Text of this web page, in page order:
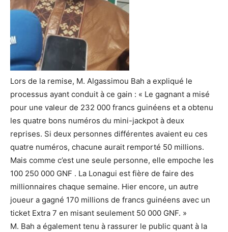
Lors de la remise, M. Algassimou Bah a expliqué le
processus ayant conduit à ce gain : « Le gagnant a misé
pour une valeur de 232 000 francs guinéens et a obtenu
les quatre bons numéros du mini-jackpot à deux
reprises. Si deux personnes différentes avaient eu ces
quatre numéros, chacune aurait remporté 50 millions.
Mais comme c’est une seule personne, elle empoche les
100 250 000 GNF . La Lonagui est fière de faire des
millionnaires chaque semaine. Hier encore, un autre
joueur a gagné 170 millions de francs guinéens avec un
ticket Extra 7 en misant seulement 50 000 GNF. »
M. Bah a également tenu à rassurer le public quant à la